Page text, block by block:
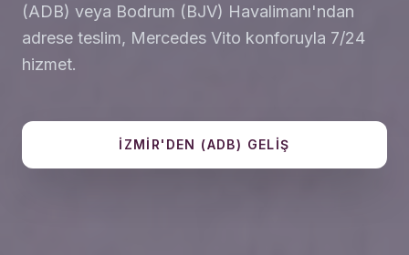
(ADB) veya Bodrum (BJV) Havalimanı'ndan
adrese teslim, Mercedes Vito konforuyla 7/24
hizmet.
İZMIR'DEN (ADB) GELIŞ